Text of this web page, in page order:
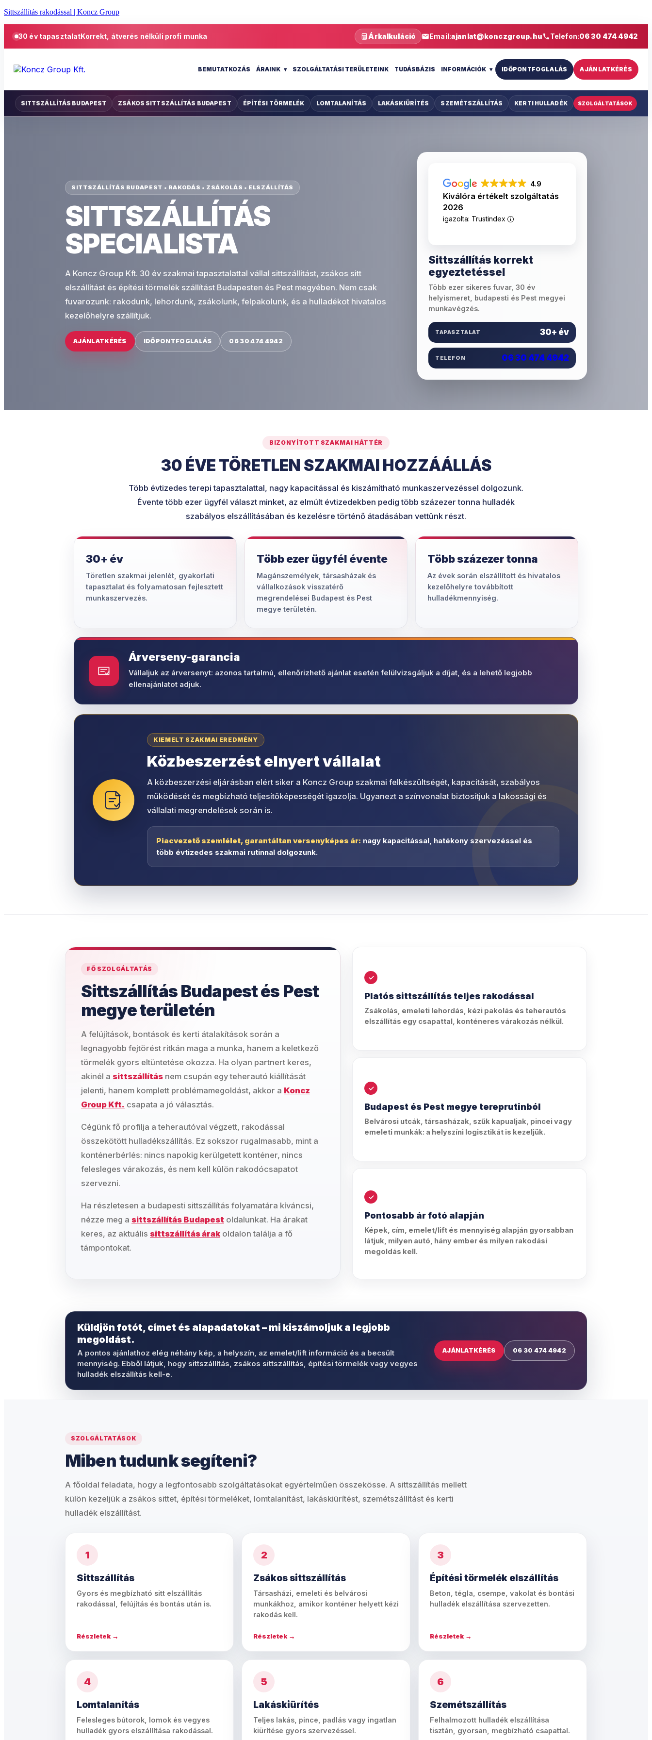
Sittszállítás rakodással | Koncz Group
30 év tapasztalatKorrekt, átverés nélküli profi munka Árkalkuláció Email:ajanlat@konczgroup.hu Telefon:06 30 474 4942
BEMUTATKOZÁS ÁRAINK SZOLGÁLTATÁSI TERÜLETEINK TUDÁSBÁZIS INFORMÁCIÓK IDŐPONTFOGLALÁS AJÁNLATKÉRÉS
SITTSZÁLLÍTÁS BUDAPEST ZSÁKOS SITTSZÁLLÍTÁS BUDAPEST ÉPÍTÉSI TÖRMELÉK LOMTALANÍTÁS LAKÁSKIÜRÍTÉS SZEMÉTSZÁLLÍTÁS KERTI HULLADÉK SZOLGÁLTATÁSOK
SITTSZÁLLÍTÁS BUDAPEST • RAKODÁS • ZSÁKOLÁS • ELSZÁLLÍTÁS
SITTSZÁLLÍTÁS
SPECIALISTA
A Koncz Group Kft. 30 év szakmai tapasztalattal vállal sittszállítást, zsákos sitt
elszállítást és építési törmelék szállítást Budapesten és Pest megyében. Nem csak
fuvarozunk: rakodunk, lehordunk, zsákolunk, felpakolunk, és a hulladékot hivatalos
kezelőhelyre szállítjuk.
AJÁNLATKÉRÉS IDŐPONTFOGLALÁS 06 30 474 4942
4.9
Kiválóra értékelt szolgáltatás
2026
igazolta: Trustindex
Sittszállítás korrekt
egyeztetéssel
Több ezer sikeres fuvar, 30 év
helyismeret, budapesti és Pest megyei
munkavégzés.
TAPASZTALAT 30+ év
TELEFON 06 30 474 4942
BIZONYÍTOTT SZAKMAI HÁTTÉR
30 ÉVE TÖRETLEN SZAKMAI HOZZÁÁLLÁS
Több évtizedes terepi tapasztalattal, nagy kapacitással és kiszámítható munkaszervezéssel dolgozunk.
Évente több ezer ügyfél választ minket, az elmúlt évtizedekben pedig több százezer tonna hulladék
szabályos elszállításában és kezelésre történő átadásában vettünk részt.
30+ év
Töretlen szakmai jelenlét, gyakorlati
tapasztalat és folyamatosan fejlesztett
munkaszervezés.
Több ezer ügyfél évente
Magánszemélyek, társasházak és
vállalkozások visszatérő
megrendelései Budapest és Pest
megye területén.
Több százezer tonna
Az évek során elszállított és hivatalos
kezelőhelyre továbbított
hulladékmennyiség.
Árverseny-garancia
Vállaljuk az árversenyt: azonos tartalmú, ellenőrizhető ajánlat esetén felülvizsgáljuk a díjat, és a lehető legjobb
ellenajánlatot adjuk.
KIEMELT SZAKMAI EREDMÉNY
Közbeszerzést elnyert vállalat
A közbeszerzési eljárásban elért siker a Koncz Group szakmai felkészültségét, kapacitását, szabályos
működését és megbízható teljesítőképességét igazolja. Ugyanezt a színvonalat biztosítjuk a lakossági és
vállalati megrendelések során is.
Piacvezető szemlélet, garantáltan versenyképes ár: nagy kapacitással, hatékony szervezéssel és
több évtizedes szakmai rutinnal dolgozunk.
FŐ SZOLGÁLTATÁS
Sittszállítás Budapest és Pest
megye területén
A felújítások, bontások és kerti átalakítások során a
legnagyobb fejtörést ritkán maga a munka, hanem a keletkező
törmelék gyors eltüntetése okozza. Ha olyan partnert keres,
akinél a sittszállítás nem csupán egy teherautó kiállítását
jelenti, hanem komplett problémamegoldást, akkor a Koncz
Group Kft. csapata a jó választás.
Cégünk fő profilja a teherautóval végzett, rakodással
összekötött hulladékszállítás. Ez sokszor rugalmasabb, mint a
konténerbérlés: nincs napokig kerülgetett konténer, nincs
felesleges várakozás, és nem kell külön rakodócsapatot
szervezni.
Ha részletesen a budapesti sittszállítás folyamatára kíváncsi,
nézze meg a sittszállítás Budapest oldalunkat. Ha árakat
keres, az aktuális sittszállítás árak oldalon találja a fő
támpontokat.
Platós sittszállítás teljes rakodással
Zsákolás, emeleti lehordás, kézi pakolás és teherautós
elszállítás egy csapattal, konténeres várakozás nélkül.
Budapest és Pest megye tereprutinból
Belvárosi utcák, társasházak, szűk kapualjak, pincei vagy
emeleti munkák: a helyszíni logisztikát is kezeljük.
Pontosabb ár fotó alapján
Képek, cím, emelet/lift és mennyiség alapján gyorsabban
látjuk, milyen autó, hány ember és milyen rakodási
megoldás kell.
Küldjön fotót, címet és alapadatokat – mi kiszámoljuk a legjobb
megoldást.
A pontos ajánlathoz elég néhány kép, a helyszín, az emelet/lift információ és a becsült
mennyiség. Ebből látjuk, hogy sittszállítás, zsákos sittszállítás, építési törmelék vagy vegyes
hulladék elszállítás kell-e.
AJÁNLATKÉRÉS 06 30 474 4942
SZOLGÁLTATÁSOK
Miben tudunk segíteni?
A főoldal feladata, hogy a legfontosabb szolgáltatásokat egyértelműen összekösse. A sittszállítás mellett
külön kezeljük a zsákos sittet, építési törmeléket, lomtalanítást, lakáskiürítést, szemétszállítást és kerti
hulladék elszállítást.
1
Sittszállítás
Gyors és megbízható sitt elszállítás
rakodással, felújítás és bontás után is.
Részletek →
2
Zsákos sittszállítás
Társasházi, emeleti és belvárosi
munkákhoz, amikor konténer helyett kézi
rakodás kell.
Részletek →
3
Építési törmelék elszállítás
Beton, tégla, csempe, vakolat és bontási
hulladék elszállítása szervezetten.
Részletek →
4
Lomtalanítás
Felesleges bútorok, lomok és vegyes
hulladék gyors elszállítása rakodással.
5
Lakáskiürítés
Teljes lakás, pince, padlás vagy ingatlan
kiürítése gyors szervezéssel.
6
Szemétszállítás
Felhalmozott hulladék elszállítása
tisztán, gyorsan, megbízható csapattal.